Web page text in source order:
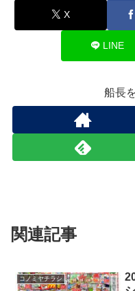
X
LINE
船長
関連記事
コノミヤチラシ